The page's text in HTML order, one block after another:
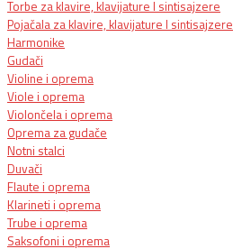
Torbe za klavire, klavijature I sintisajzere
Pojačala za klavire, klavijature I sintisajzere
Harmonike
Gudači
Violine i oprema
Viole i oprema
Violončela i oprema
Oprema za gudače
Notni stalci
Duvači
Flaute i oprema
Klarineti i oprema
Trube i oprema
Saksofoni i oprema